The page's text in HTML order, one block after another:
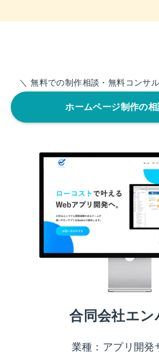
＼ 無料での制作相談・無料コンサ
ホームページ制作の相
合同会社エン
業種：アプリ開発